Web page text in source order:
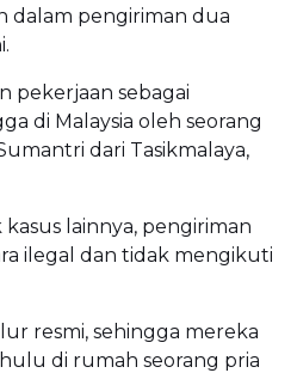
dalam pengiriman dua
pekerjaan sebagai
di Malaysia oleh seorang
dari Tasikmalaya,
lainnya, pengiriman
ilegal dan tidak mengikuti
resmi, sehingga mereka
di rumah seorang pria